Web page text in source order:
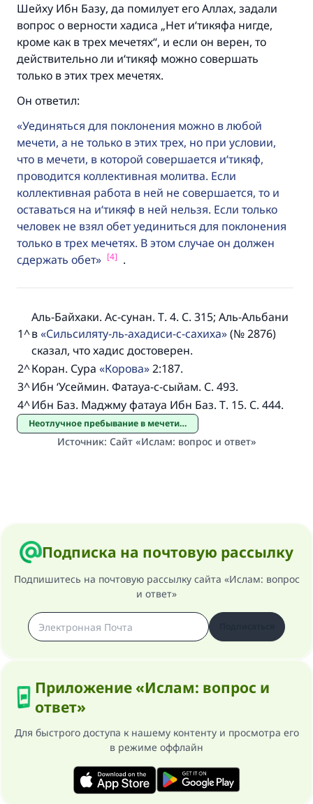
Шейху Ибн Базу, да помилует его Аллах, задали
вопрос о верности хадиса „Нет и‘тикяфа нигде,
кроме как в трех мечетях“, и если он верен, то
действительно ли и‘тикяф можно совершать
только в этих трех мечетях.
Он ответил:
Уединяться для поклонения можно в любой
мечети, а не только в этих трех, но при условии,
что в мечети, в которой совершается и‘тикяф,
проводится коллективная молитва. Если
коллективная работа в ней не совершается, то и
оставаться на и‘тикяф в ней нельзя. Если только
человек не взял обет уединиться для поклонения
только в трех мечетях. В этом случае он должен
сдержать обет
[4] .
^
1
Аль-Байхаки. Ас-сунан. Т. 4. С. 315; Аль-Альбани
в Сильсиляту-ль-ахадиси-с-сахиха (№ 2876)
сказал, что хадис достоверен.
^
2 Коран. Сура Корова 2:187.
^
3 Ибн ‘Усеймин. Фатауа-с-сыйам. С. 493.
^
4 Ибн Баз. Маджму фатауа Ибн Баз. Т. 15. С. 444.
Неотлучное пребывание в мечети /итикяф/
Источник: Сайт «Ислам: вопрос и ответ»
Подписка на почтовую рассылку
Подпишитесь на почтовую рассылку сайта «Ислам: вопрос
и ответ»
Приложение «Ислам: вопрос и
ответ»
Для быстрого доступа к нашему контенту и просмотра его
в режиме оффлайн